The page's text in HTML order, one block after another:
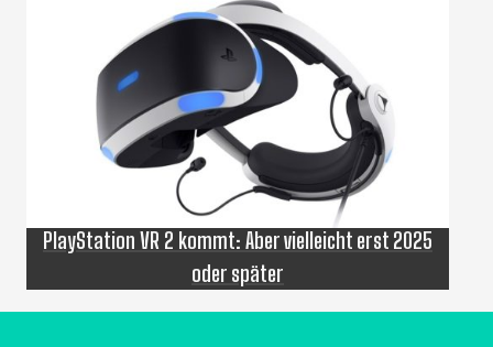
PlayStation VR 2 kommt: Aber vielleicht erst 2025
oder später